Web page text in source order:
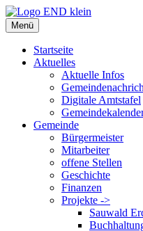
Zum
Inhalt
springen
Menü
Startseite
Aktuelles
Aktuelle Infos
Digitale Amtstafel
Gemeinde
Bürgermeister
Mitarbeiter
offene Stellen
Geschichte
Finanzen
Projekte ->
Sauwald